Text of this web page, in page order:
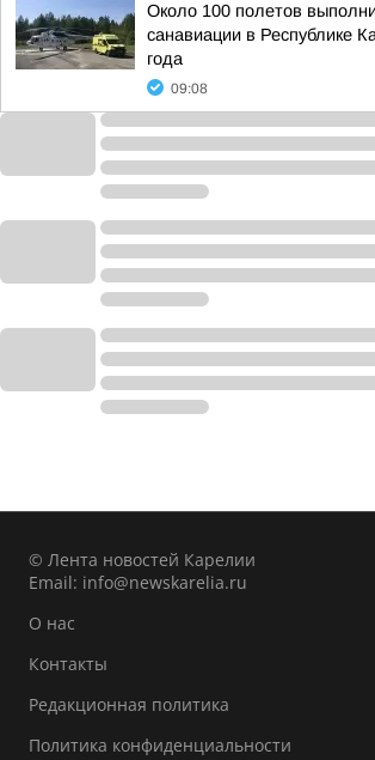
Около 100 полетов
санавиации в Республике
года
09:08
© Лента новостей Карелии
Email: info@newskarelia.ru
О нас
Контакты
Редакционная политика
Политика конфиденциальности